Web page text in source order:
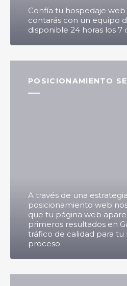
Confía tu hospedaje
contarás con un equipo
disponible 24 horas los 7
POSICIONAMIENTO
A través de una
posicionamiento web
que tu página web
primeros resultados en
tráfico de calidad para tu
proceso.